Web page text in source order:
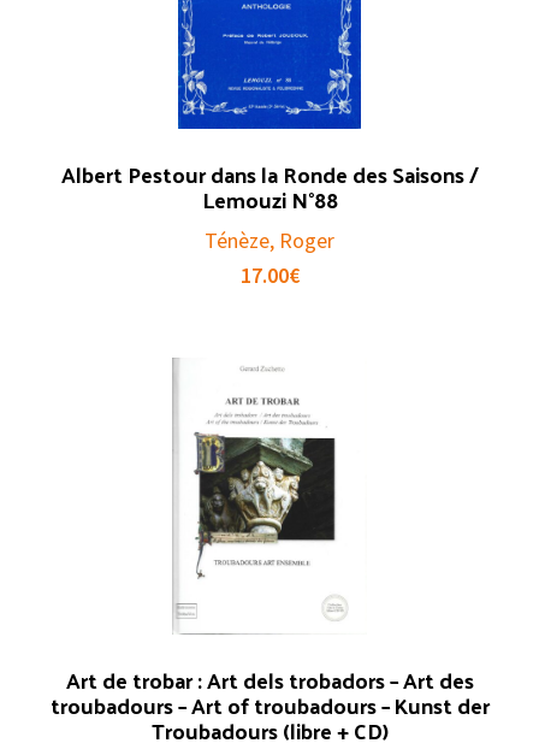
Albert Pestour dans la Ronde des Saisons /
Lemouzi N°88
Ténèze, Roger
17.00€
Art de trobar : Art dels trobadors – Art des
troubadours – Art of troubadours – Kunst der
Troubadours (libre + CD)